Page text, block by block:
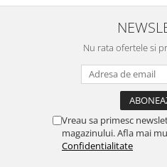
Nu rata ofertele si
Vreau sa primesc
magazinului. Afla mai
Confidentialitate